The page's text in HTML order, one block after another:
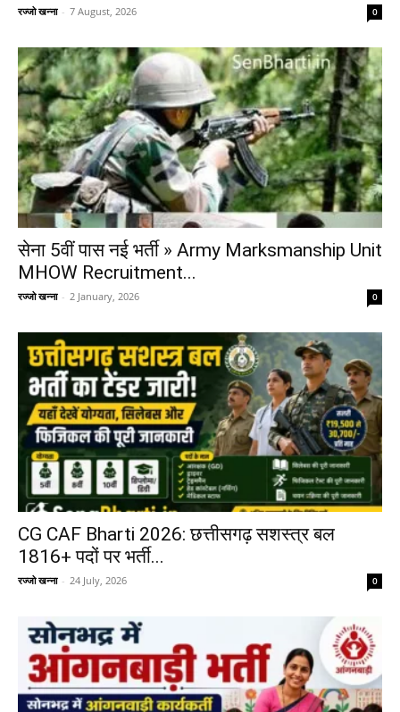
रज्जो खन्ना - 7 August, 2026 0
सेना 5वीं पास नई भर्ती » Army Marksmanship Unit
MHOW Recruitment...
रज्जो खन्ना - 2 January, 2026 0
CG CAF Bharti 2026: छत्तीसगढ़ सशस्त्र बल
1816+ पदों पर भर्ती...
रज्जो खन्ना - 24 July, 2026 0